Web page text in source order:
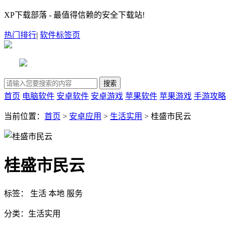
XP下载部落 - 最值得信赖的安全下载站!
热门排行| 软件标签页
首页 电脑软件 安卓软件 安卓游戏 苹果软件 苹果游戏 手游攻略
当前位置： 首页 > 安卓应用 > 生活实用 > 桂盛市民云
桂盛市民云
标签： 生活 本地 服务
分类： 生活实用